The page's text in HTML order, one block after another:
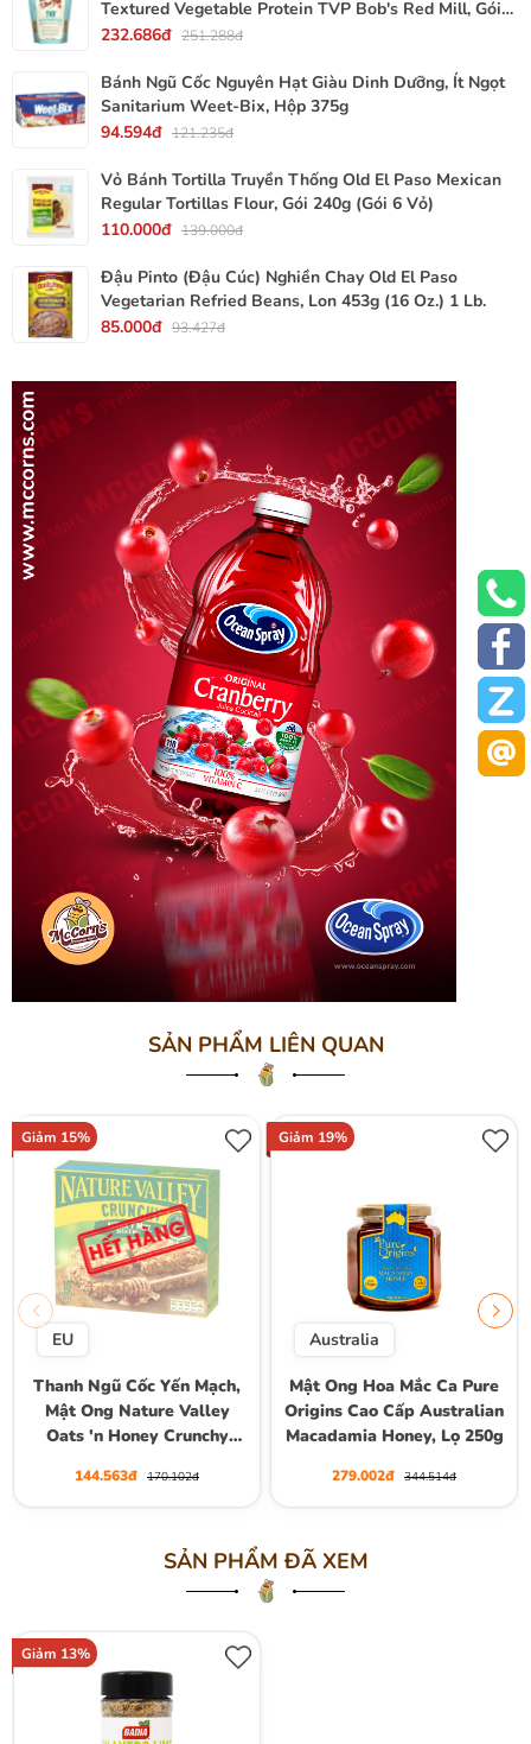
Textured Vegetable Protein TVP Bob's Red Mill, Gói
340g, 12 Oz.
232.686đ 251.288đ
Bánh Ngũ Cốc Nguyên Hạt Giàu Dinh Dưỡng, Ít Ngọt
Sanitarium Weet-Bix, Hộp 375g
94.594đ 121.235đ
Vỏ Bánh Tortilla Truyền Thống Old El Paso Mexican
Regular Tortillas Flour, Gói 240g (Gói 6 Vỏ)
110.000đ 139.000đ
Đậu Pinto (Đậu Cúc) Nghiền Chay Old El Paso
Vegetarian Refried Beans, Lon 453g (16 Oz.) 1 Lb.
85.000đ 93.427đ
SẢN PHẨM LIÊN QUAN
Giảm 15%
EU
Thanh Ngũ Cốc Yến Mạch,
Mật Ong Nature Valley
Oats 'n Honey Crunchy
Thanh (5 Gói) , Hộp 210g
144.563đ 170.102đ
Giảm 19%
Australia
Mật Ong Hoa Mắc Ca Pure
Origins Cao Cấp Australian
Macadamia Honey, Lọ 250g
279.002đ 344.514đ
SẢN PHẨM ĐÃ XEM
Giảm 13%